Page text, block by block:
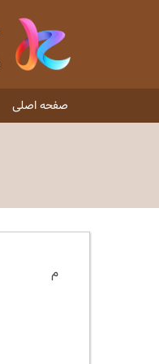
صفحه اصلی
م